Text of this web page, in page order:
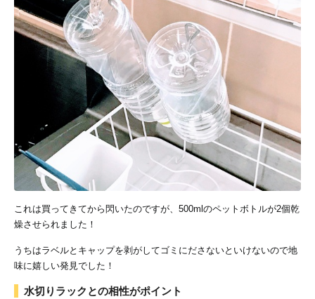
これは買ってきてから閃いたのですが、500mlのペットボトルが2個乾
燥させられました！
うちはラベルとキャップを剥がしてゴミにださないといけないので地
味に嬉しい発見でした！
水切りラックとの相性がポイント